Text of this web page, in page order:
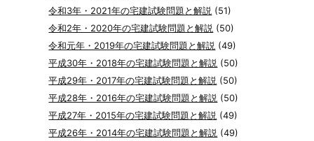
令和3年・2021年の宅建試験問題と解説 (51)
令和2年・2020年の宅建試験問題と解説 (50)
令和元年・2019年の宅建試験問題と解説 (49)
平成30年・2018年の宅建試験問題と解説 (50)
平成29年・2017年の宅建試験問題と解説 (50)
平成28年・2016年の宅建試験問題と解説 (50)
平成27年・2015年の宅建試験問題と解説 (49)
平成26年・2014年の宅建試験問題と解説 (49)